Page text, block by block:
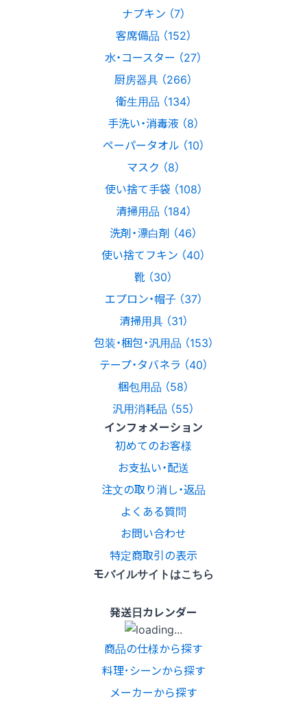
ナプキン （7）
客席備品 （152）
水・コースター （27）
厨房器具 （266）
衛生用品 （134）
手洗い・消毒液 （8）
ペーパータオル （10）
マスク （8）
使い捨て手袋 （108）
清掃用品 （184）
洗剤・漂白剤 （46）
使い捨てフキン （40）
靴 （30）
エプロン・帽子 （37）
清掃用具 （31）
包装・梱包・汎用品 （153）
テープ・タバネラ （40）
梱包用品 （58）
汎用消耗品 （55）
インフォメーション
初めてのお客様
お支払い・配送
注文の取り消し・返品
よくある質問
お問い合わせ
特定商取引の表示
モバイルサイトはこちら
発送日カレンダー
商品の仕様から探す
料理･シーンから探す
メーカーから探す